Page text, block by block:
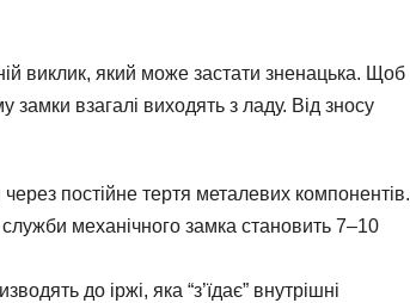
виклик, який може застати зненацька. Щоб
замки взагалі виходять з ладу. Від зносу
постійне тертя металевих компонентів.
механічного замка становить 7–10
до іржі, яка “з’їдає” внутрішні